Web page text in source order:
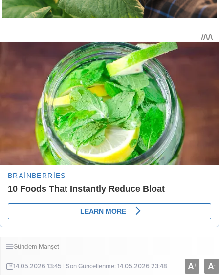
Gündem Manşet
14.05.2026 13:45 | Son Güncellenme: 14.05.2026 23:48 A+ A-